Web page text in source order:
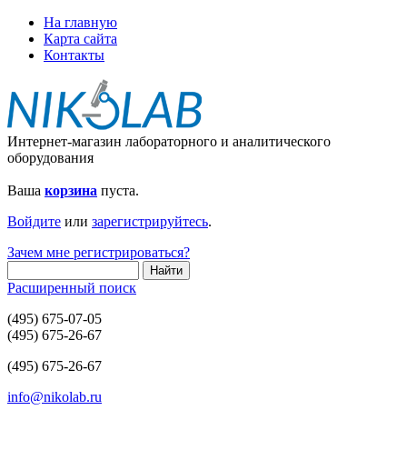
На главную
Карта сайта
Контакты
Интернет-магазин лабораторного и аналитического
оборудования
Ваша корзина пуста.
Войдите или зарегистрируйтесь.
Зачем мне регистрироваться?
Расширенный поиск
(495) 675-07-05
(495) 675-26-67
(495) 675-26-67
info@nikolab.ru